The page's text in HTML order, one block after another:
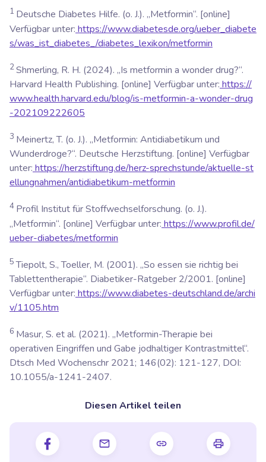
1 Deutsche Diabetes Hilfe. (o. J.). „Metformin“. [online]
Verfügbar unter: https://www.diabetesde.org/ueber_diabete
s/was_ist_diabetes_/diabetes_lexikon/metformin
2Shmerling, R. H. (2024). „Is metformin a wonder drug?“.
Harvard Health Publishing. [online] Verfügbar unter: https://
www.health.harvard.edu/blog/is-metformin-a-wonder-drug
-202109222605
3 Meinertz, T. (o. J.). „Metformin: Antidiabetikum und
Wunderdroge?“. Deutsche Herzstiftung. [online] Verfügbar
unter: https://herzstiftung.de/herz-sprechstunde/aktuelle-st
ellungnahmen/antidiabetikum-metformin
4 Profil Institut für Stoffwechselforschung. (o. J.).
„Metformin“. [online] Verfügbar unter: https://www.profil.de/
ueber-diabetes/metformin
5Tiepolt, S., Toeller, M. (2001). „So essen sie richtig bei
Tablettentherapie“. Diabetiker-Ratgeber 2/2001. [online]
Verfügbar unter: https://www.diabetes-deutschland.de/archi
v/1105.htm
6 Masur, S. et al. (2021). „Metformin-Therapie bei
operativen Eingriffen und Gabe jodhaltiger Kontrastmittel“.
Dtsch Med Wochenschr 2021; 146(02): 121-127, DOI:
10.1055/a-1241-2407.
Diesen Artikel teilen